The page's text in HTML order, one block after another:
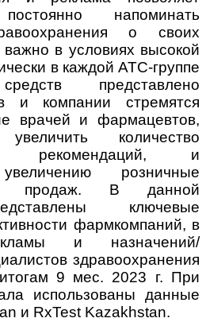
напоминать
о своих
в условиях высокой
в каждой АТС-группе
представлено
и компании стремятся
врачей и фармацевтов,
количество
рекомендаций, и
розничные
продаж. В данной
ключевые
фармкомпаний, в
и назначений/
здравоохранения
9 мес. 2023 г. При
использованы данные
и RxTest Kazakhstan.